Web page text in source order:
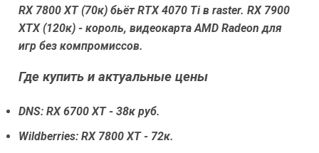
RX 7800 XT (70к) бьёт RTX 4070 Ti в raster. RX 7900
XTX (120к) - король, видеокарта AMD Radeon для
игр без компромиссов.
Где купить и актуальные цены
DNS: RX 6700 XT - 38к руб.
Wildberries: RX 7800 XT - 72к.